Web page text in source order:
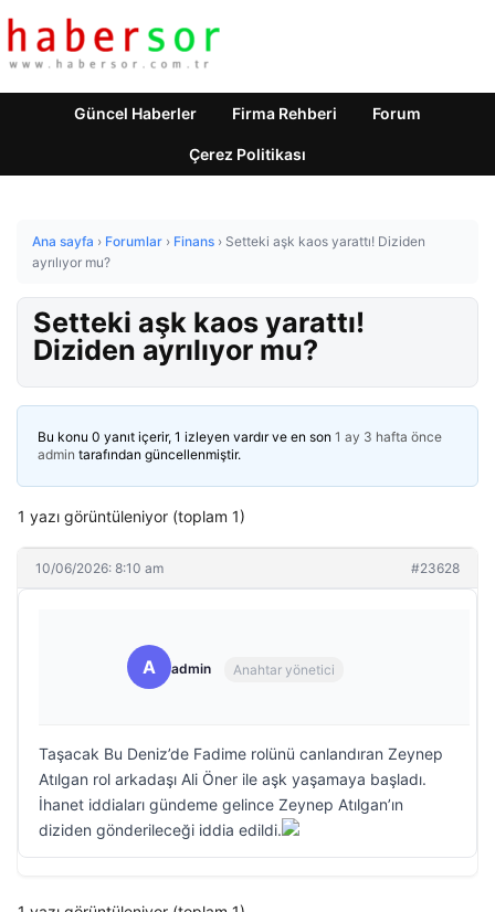
Güncel Haberler Firma Rehberi Forum
Çerez Politikası
Ana sayfa › Forumlar › Finans › Setteki aşk kaos yarattı! Diziden
ayrılıyor mu?
Setteki aşk kaos yarattı!
Diziden ayrılıyor mu?
Bu konu 0 yanıt içerir, 1 izleyen vardır ve en son 1 ay 3 hafta önce
admin tarafından güncellenmiştir.
1 yazı görüntüleniyor (toplam 1)
10/06/2026: 8:10 am #23628
A admin Anahtar yönetici
Taşacak Bu Deniz’de Fadime rolünü canlandıran Zeynep
Atılgan rol arkadaşı Ali Öner ile aşk yaşamaya başladı.
İhanet iddiaları gündeme gelince Zeynep Atılgan’ın
diziden gönderileceği iddia edildi.